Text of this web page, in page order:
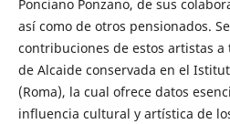
Ponciano Ponzano, de sus
así como de otros pensionados.
contribuciones de estos artistas
de Alcaide conservada en el
(Roma), la cual ofrece datos
influencia cultural y artística de